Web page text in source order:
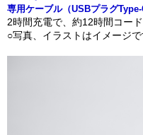
専用ケーブル（USBプラグ
2時間充電で、約12時間コード
○写真、イラストはイメージで